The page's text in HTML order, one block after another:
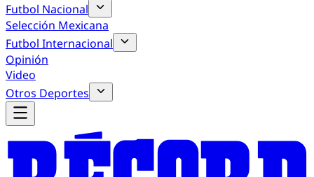
Futbol Nacional
Selección Mexicana
Futbol Internacional
Opinión
Video
Otros Deportes